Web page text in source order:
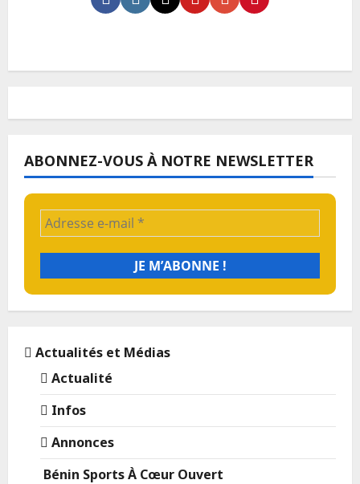
ABONNEZ-VOUS À NOTRE NEWSLETTER
Actualités et Médias
Actualité
Infos
Annonces
Bénin Sports À Cœur Ouvert